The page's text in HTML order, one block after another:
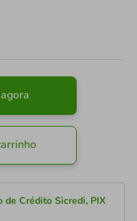
de Crédito Sicredi, PIX